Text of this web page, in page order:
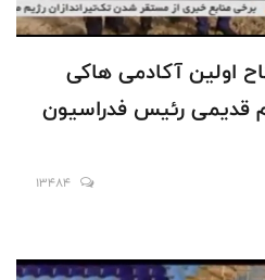
اولین آکادمی هاکی
قدیمی رئیس فدراسیون
13484